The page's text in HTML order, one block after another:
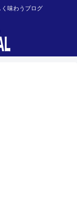
味わうブログ